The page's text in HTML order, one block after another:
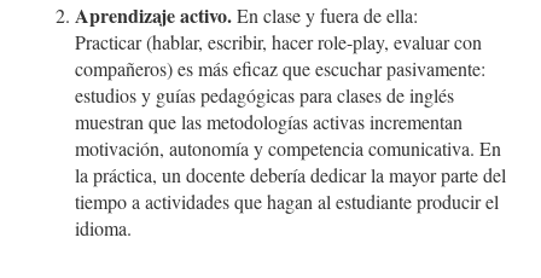
Aprendizaje activo.En clase y fuera de ella:
Practicar (hablar, escribir, hacer role-play, evaluar con
compañeros) es más eficaz que escuchar pasivamente:
estudios y guías pedagógicas para clases de inglés
muestran que las metodologías activas incrementan
motivación, autonomía y competencia comunicativa. En
la práctica, un docente debería dedicar la mayor parte del
tiempo a actividades que hagan al estudiante producir el
idioma.